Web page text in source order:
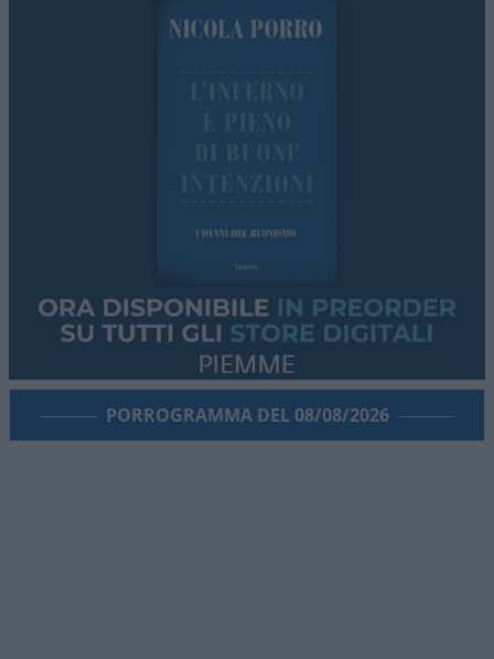
PORROGRAMMA DEL 08/08/2026